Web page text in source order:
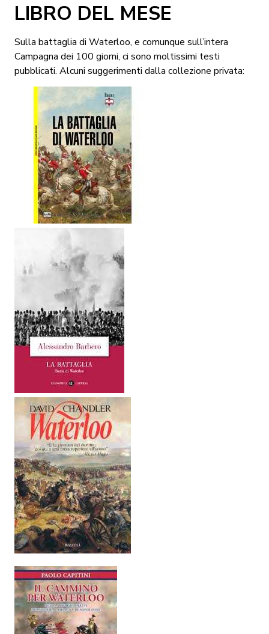
LIBRO DEL MESE
Sulla battaglia di Waterloo, e comunque sull’intera
Campagna dei 100 giorni, ci sono moltissimi testi
pubblicati. Alcuni suggerimenti dalla collezione privata: